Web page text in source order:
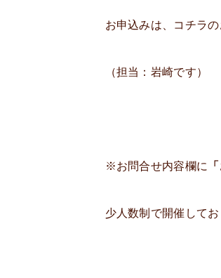
お申込みは、コチラ
（担当：岩崎です）
※お問合せ内容欄に
少人数制で開催して